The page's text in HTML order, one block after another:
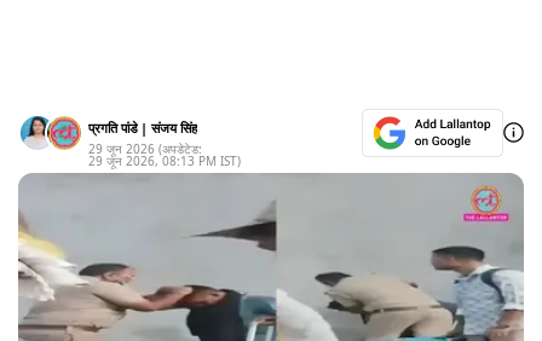
प्रगति पांडे | संजय सिंह
29 जून 2026 (अपडेटेड:
29 जून 2026, 08:13 PM IST)